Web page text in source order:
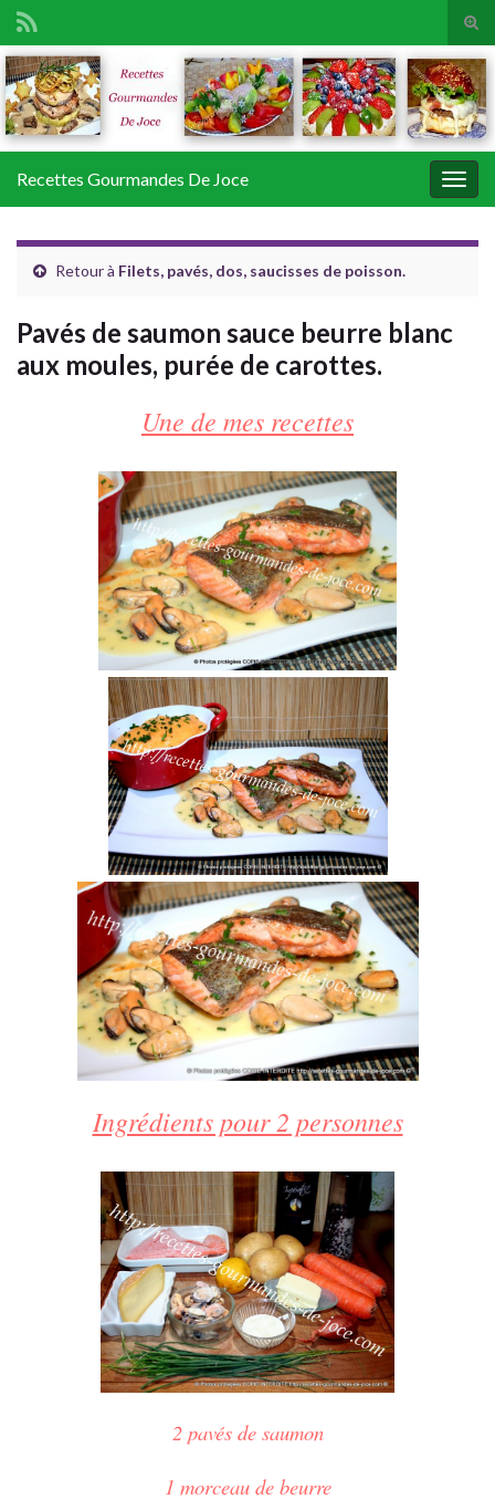
Search for:
Recettes Gourmandes De Joce
Retour à Filets, pavés, dos, saucisses de poisson.
Pavés de saumon sauce beurre blanc
aux moules, purée de carottes.
Une de mes recettes
Ingrédients pour 2 personnes
2 pavés de saumon
1 morceau de beurre